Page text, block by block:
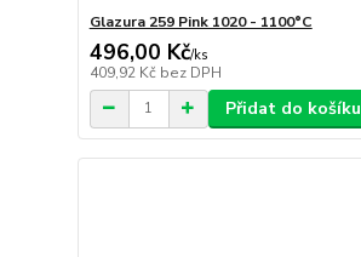
Glazura 259 Pink 1020 - 1100°C
496,00 Kč/ks
409,92 Kč bez DPH
Přidat do košíku